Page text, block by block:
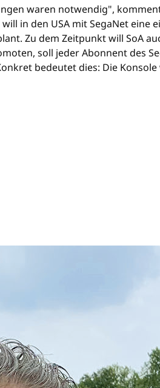
waren notwendig",
in den USA mit SegaNet
Zu dem Zeitpunkt will SoA
soll jeder Abonnent des
bedeutet dies: Die